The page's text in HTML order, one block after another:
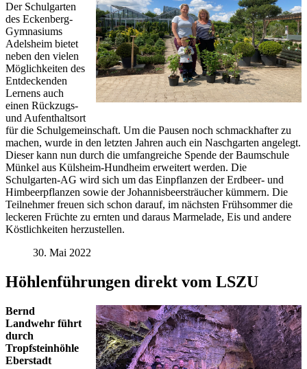
Der Schulgarten
des Eckenberg-
Gymnasiums
Adelsheim bietet
neben den vielen
Möglichkeiten des
Entdeckenden
Lernens auch
einen Rückzugs-
und Aufenthaltsort
für die Schulgemeinschaft. Um die Pausen noch schmackhafter zu
machen, wurde in den letzten Jahren auch ein Naschgarten angelegt.
Dieser kann nun durch die umfangreiche Spende der Baumschule
Münkel aus Külsheim-Hundheim erweitert werden. Die
Schulgarten-AG wird sich um das Einpflanzen der Erdbeer- und
Himbeerpflanzen sowie der Johannisbeersträucher kümmern. Die
Teilnehmer freuen sich schon darauf, im nächsten Frühsommer die
leckeren Früchte zu ernten und daraus Marmelade, Eis und andere
Köstlichkeiten herzustellen.
30. Mai 2022
Höhlenführungen direkt vom LSZU
Bernd
Landwehr führt
durch
Tropfsteinhöhle
Eberstadt